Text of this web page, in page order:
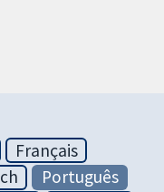
Français
Português